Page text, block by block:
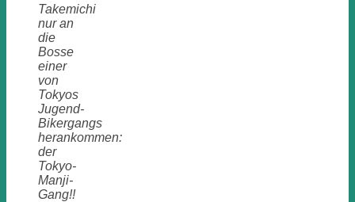
Takemichi
nur an
die
Bosse
einer
von
Tokyos
Jugend-
Bikergangs
herankommen:
der
Tokyo-
Manji-
Gang!!